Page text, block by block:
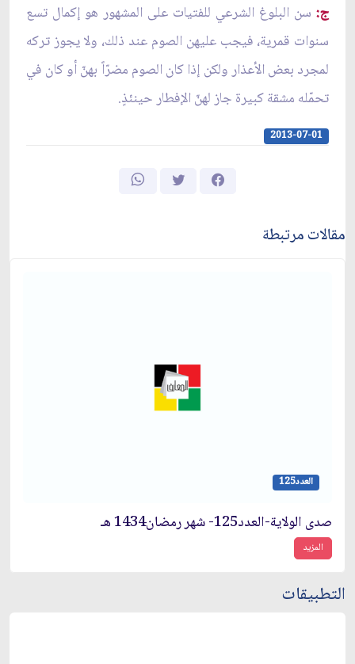
ج:سن البلوغ الشرعي للفتيات على المشهور هو إكمال تسع
سنوات قمرية، فيجب عليهن الصوم عند ذلك، ولا يجوز تركه
لمجرد بعض الأعذار ولكن إذا كان الصوم مضرّاً بهنّ أو كان في
تحمّله مشقة كبيرة جاز لهنّ الإفطار حينئذٍ.
2013-07-01
مقالات مرتبطة
العدد125
صدى الولاية-العدد125- شهر رمضان1434 هـ
المزيد
التطبيقات